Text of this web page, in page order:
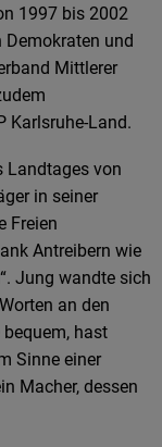
1997 bis 2002
und
Mittlerer
Karlsruhe-Land.
Landtages von
in seiner
Freien
Antreibern wie
Jung wandte sich
an den
hast
Sinne einer
Macher, dessen